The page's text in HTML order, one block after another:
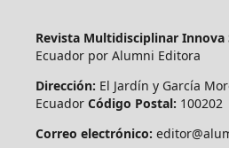
Revista Multidisciplinar Innova
Ecuador por Alumni Editora
Dirección: El Jardín y García
Ecuador Código Postal: 100202
Correo electrónico: